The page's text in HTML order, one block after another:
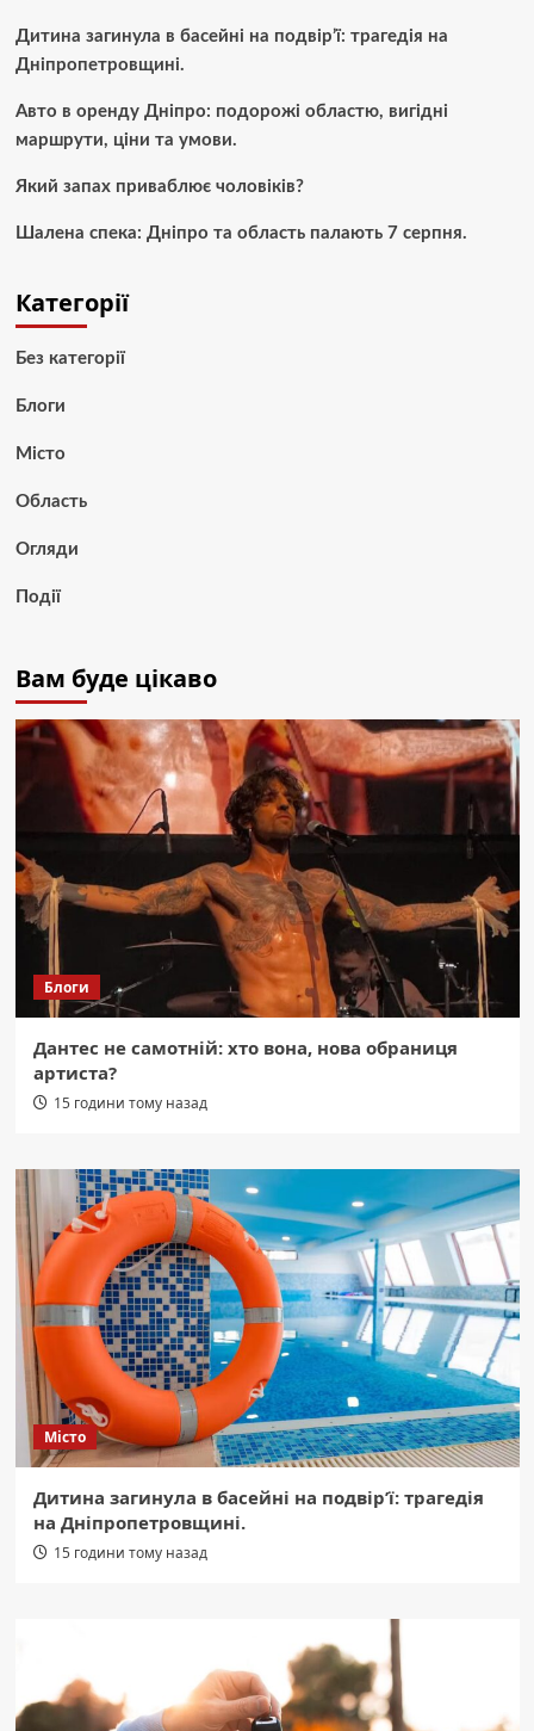
Дитина загинула в басейні на подвір’ї: трагедія на
Дніпропетровщині.
Авто в оренду Дніпро: подорожі областю, вигідні
маршрути, ціни та умови.
Який запах приваблює чоловіків?
Шалена спека: Дніпро та область палають 7 серпня.
Категорії
Без категорії
Блоги
Місто
Область
Огляди
Події
Вам буде цікаво
Блоги
Дантес не самотній: хто вона, нова обраниця
артиста?
15 години тому назад
Місто
Дитина загинула в басейні на подвір’ї: трагедія
на Дніпропетровщині.
15 години тому назад